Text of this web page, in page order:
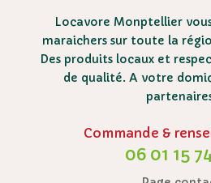
Locavore Monptellier
maraichers sur toute la
Des produits locaux et
de qualité. A votre
Commande &
06 01 15